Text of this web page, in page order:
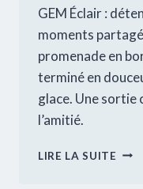
GEM Éclair :
moments
promenade en
terminé en
glace. Une sortie
l’amitié.
LIRE LA SUITE